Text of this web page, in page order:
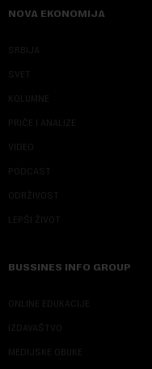
NOVA EKONOMIJA
SRBIJA
SVET
KOLUMNE
PRIČE I ANALIZE
VIDEO
PODCAST
ODRŽIVOST
LEPŠI ŽIVOT
BUSSINES INFO GROUP
ONLINE EDUKACIJE
IZDAVAŠTVO
MEDIJSKE OBUKE